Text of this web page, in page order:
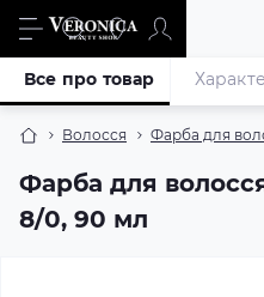
Волосся Фарба для
Фарба для
8/0, 90 мл
Все про товар